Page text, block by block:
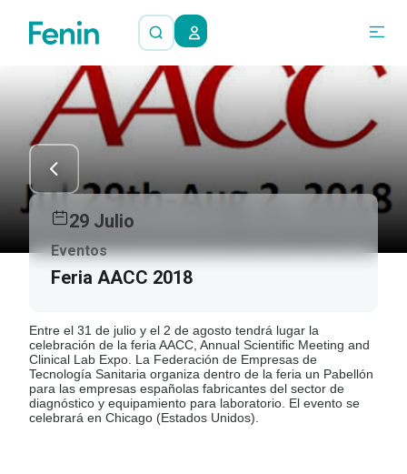
29 Julio
Eventos
Feria AACC 2018
Entre el 31 de julio y el 2 de agosto tendrá lugar la
celebración de la feria AACC, Annual Scientific Meeting and
Clinical Lab Expo. La Federación de Empresas de
Tecnología Sanitaria organiza dentro de la feria un Pabellón
para las empresas españolas fabricantes del sector de
diagnóstico y equipamiento para laboratorio. El evento se
celebrará en Chicago (Estados Unidos).